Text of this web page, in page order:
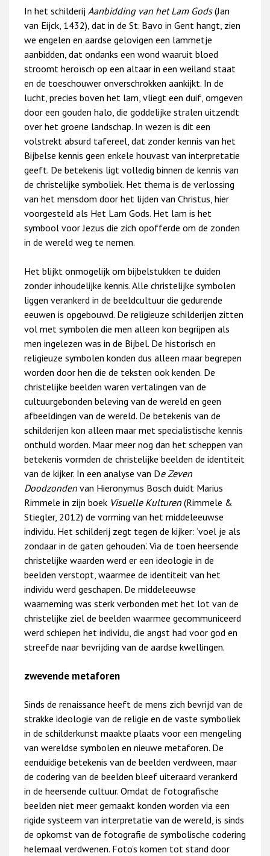
In het schilderij Aanbidding van het Lam Gods(Jan
van Eijck, 1432), dat in de St. Bavo in Gent hangt, zien
we engelen en aardse gelovigen een lammetje
aanbidden, dat ondanks een wond waaruit bloed
stroomt heroïsch op een altaar in een weiland staat
en de toeschouwer onverschrokken aankijkt. In de
lucht, precies boven het lam, vliegt een duif, omgeven
door een gouden halo, die goddelijke stralen uitzendt
over het groene landschap. In wezen is dit een
volstrekt absurd tafereel, dat zonder kennis van het
Bijbelse kennis geen enkele houvast van interpretatie
geeft. De betekenis ligt volledig binnen de kennis van
de christelijke symboliek. Het thema is de verlossing
van het mensdom door het lijden van Christus, hier
voorgesteld als Het Lam Gods. Het lam is het
symbool voor Jezus die zich opofferde om de zonden
in de wereld weg te nemen.
Het blijkt onmogelijk om bijbelstukken te duiden
zonder inhoudelijke kennis. Alle christelijke symbolen
liggen verankerd in de beeldcultuur die gedurende
eeuwen is opgebouwd. De religieuze schilderijen zitten
vol met symbolen die men alleen kon begrijpen als
men ingelezen was in de Bijbel. De historisch en
religieuze symbolen konden dus alleen maar begrepen
worden door hen die de teksten ook kenden. De
christelijke beelden waren vertalingen van de
cultuurgebonden beleving van de wereld en geen
afbeeldingen van de wereld. De betekenis van de
schilderijen kon alleen maar met specialistische kennis
onthuld worden. Maar meer nog dan het scheppen van
betekenis vormden de christelijke beelden de identiteit
van de kijker. In een analyse van De Zeven
Doodzonden van Hieronymus Bosch duidt Marius
Rimmele in zijn boek Visuelle Kulturen (Rimmele &
Stiegler, 2012) de vorming van het middeleeuwse
individu. Het schilderij zegt tegen de kijker: ‘voel je als
zondaar in de gaten gehouden’. Via de toen heersende
christelijke waarden werd er een ideologie in de
beelden verstopt, waarmee de identiteit van het
individu werd geschapen. De middeleeuwse
waarneming was sterk verbonden met het lot van de
christelijke ziel de beelden waarmee gecommuniceerd
werd schiepen het individu, die angst had voor god en
streefde naar bevrijding van de aardse kwellingen.
zwevende metaforen
Sinds de renaissance heeft de mens zich bevrijd van de
strakke ideologie van de religie en de vaste symboliek
in de schilderkunst maakte plaats voor een mengeling
van wereldse symbolen en nieuwe metaforen. De
eenduidige betekenis van de beelden verdween, maar
de codering van de beelden bleef uiteraard verankerd
in de heersende cultuur. Omdat de fotografische
beelden niet meer gemaakt konden worden via een
rigide systeem van interpretatie van de wereld, is sinds
de opkomst van de fotografie de symbolische codering
helemaal verdwenen. Foto’s komen tot stand door